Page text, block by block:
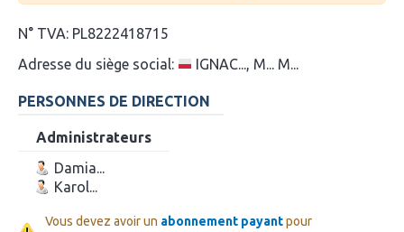
N° TVA: PL8222418715
Adresse du siège social:
IGNAC..., M... M...
PERSONNES DE DIRECTION
Administrateurs
Damia...
Karol...
Vous devez avoir un abonnement payantpour